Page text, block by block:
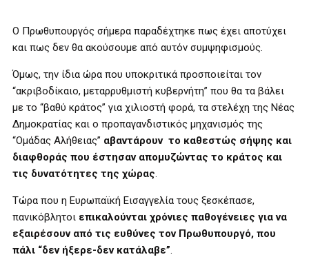
Ο Πρωθυπουργός σήμερα παραδέχτηκε πως έχει αποτύχει
και πως δεν θα ακούσουμε από αυτόν συμψηφισμούς.
Όμως, την ίδια ώρα που υποκριτικά προσποιείται τον
“ακριβοδίκαιο, μεταρρυθμιστή κυβερνήτη” που θα τα βάλει
με το “βαθύ κράτος” για χιλιοστή φορά, τα στελέχη της Νέας
Δημοκρατίας και ο προπαγανδιστικός μηχανισμός της
“Ομάδας Αλήθειας” αβαντάρουν το καθεστώς σήψης και
διαφθοράς που έστησαν απομυζώντας το κράτος και
τις δυνατότητες της χώρας.
Τώρα που η Ευρωπαϊκή Εισαγγελία τους ξεσκέπασε,
πανικόβλητοι επικαλούνται χρόνιες παθογένειες για να
εξαιρέσουν από τις ευθύνες τον Πρωθυπουργό, που
πάλι “δεν ήξερε-δεν κατάλαβε”.